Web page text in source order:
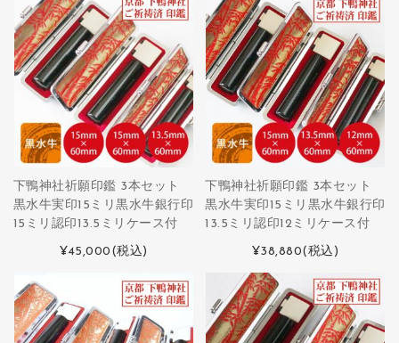
下鴨神社祈願印鑑 3本セット
黒水牛実印15ミリ黒水牛銀行印
15ミリ認印13.5ミリケース付
¥45,000 (税込)
下鴨神社祈願印鑑 3本セット
黒水牛実印15ミリ黒水牛銀行印
13.5ミリ認印12ミリケース付
¥38,880(税込)